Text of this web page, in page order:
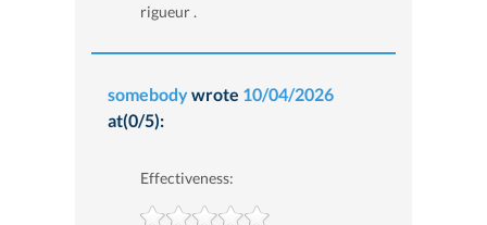
rigueur .
somebodywrote 10/04/2026
at(0/5):
Effectiveness: